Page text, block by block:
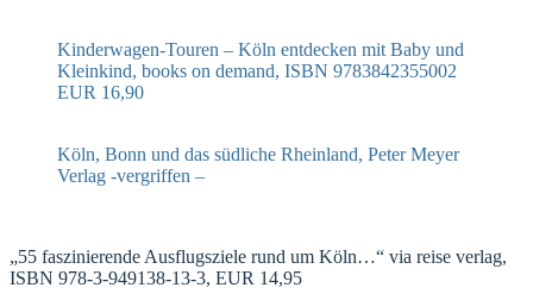
Kinderwagen-Touren – Köln entdecken mit Baby und
Kleinkind, books on demand, ISBN 9783842355002
EUR 16,90
Köln, Bonn und das südliche Rheinland, Peter Meyer
Verlag -vergriffen –
„55 faszinierende Ausflugsziele rund um Köln…“ via reise verlag,
ISBN 978-3-949138-13-3, EUR 14,95